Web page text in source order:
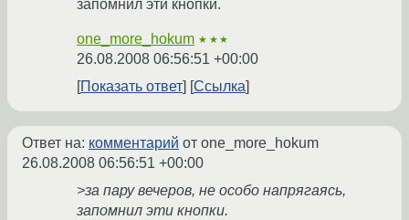
запомнил эти кнопки.
one_more_hokum ★★★
26.08.2008 06:56:51 +00:00
Показать ответ
Ссылка
Ответ на: комментарий от one_more_hokum
26.08.2008 06:56:51 +00:00
>за пару вечеров, не особо напрягаясь,
запомнил эти кнопки.